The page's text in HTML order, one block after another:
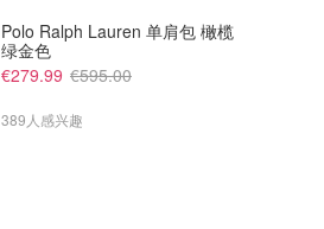
Polo Ralph Lauren 单肩包 橄榄
绿金色
€279.99 €595.00
389人感兴趣